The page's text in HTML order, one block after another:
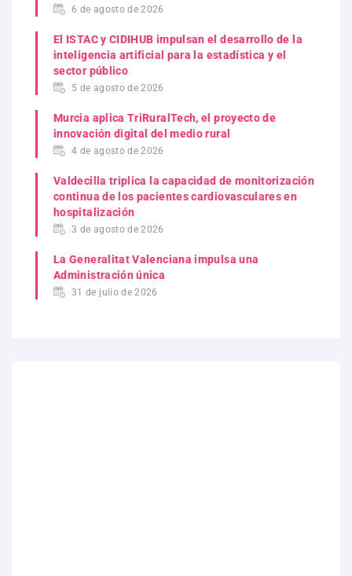
6 de agosto de 2026
El ISTAC y CIDIHUB impulsan el desarrollo de la
inteligencia artificial para la estadística y el
sector público
5 de agosto de 2026
Murcia aplica TriRuralTech, el proyecto de
innovación digital del medio rural
4 de agosto de 2026
Valdecilla triplica la capacidad de monitorización
continua de los pacientes cardiovasculares en
hospitalización
3 de agosto de 2026
La Generalitat Valenciana impulsa una
Administración única
31 de julio de 2026